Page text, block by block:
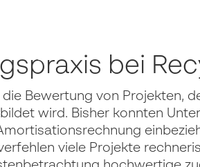
bei
Bewertung von Projekten,
wird. Bisher konnten
viele Projekte